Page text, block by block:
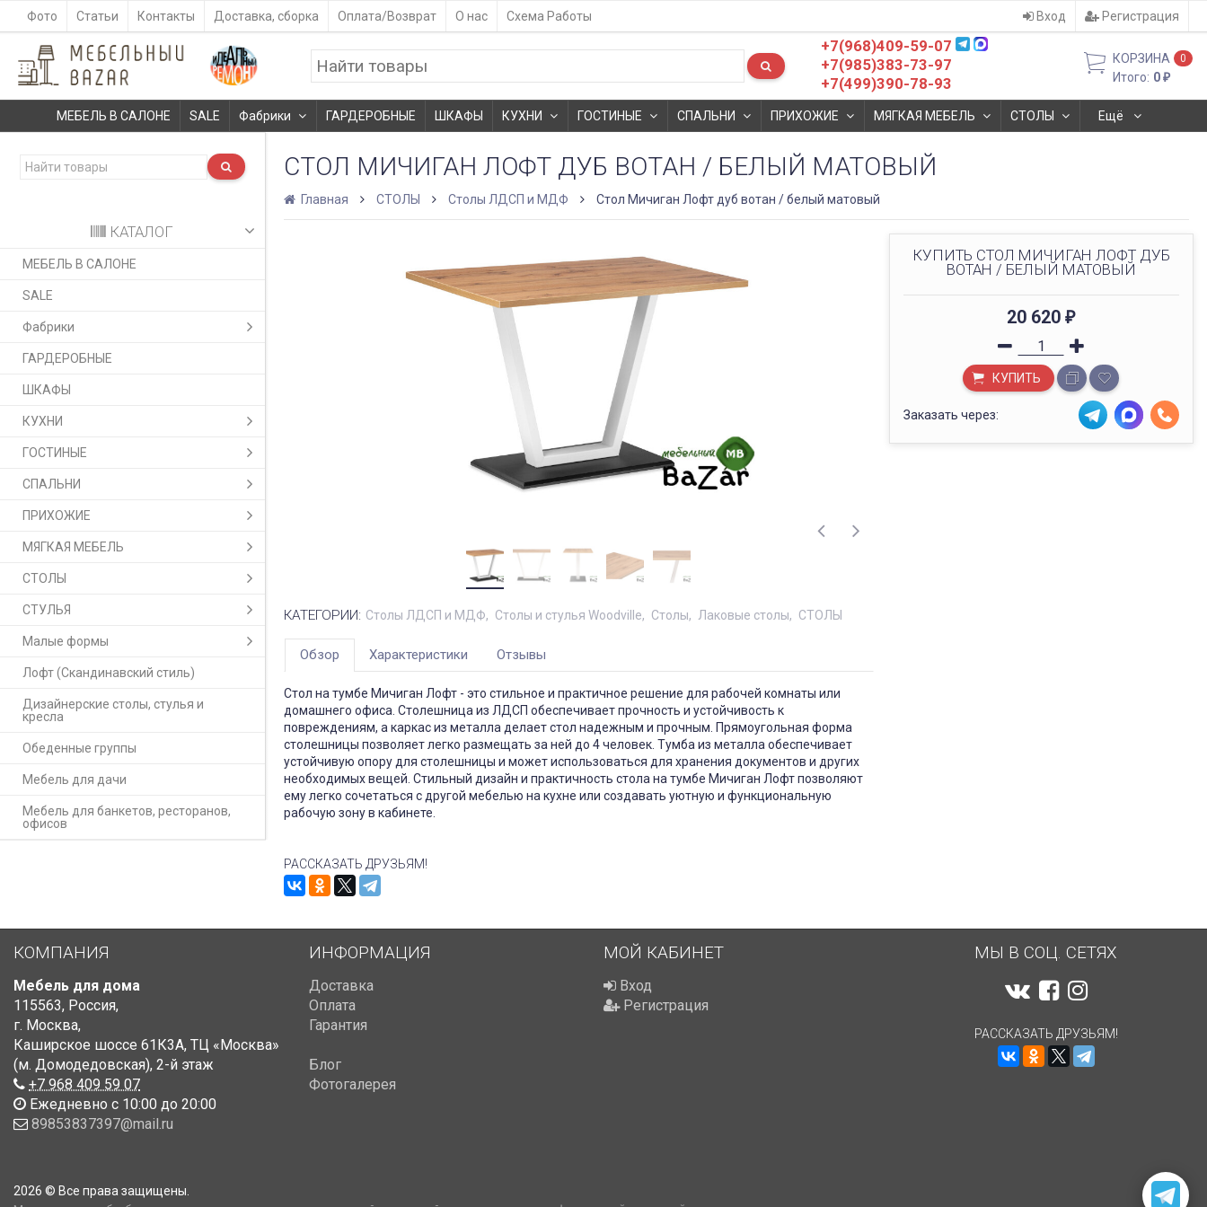
Фото Статьи Контакты Доставка, сборка Оплата/Возврат О нас Схема Работы Вход Регистрация
+7(968)409-59-07
+7(985)383-73-97
+7(499)390-78-93
КОРЗИНА 0
Итого: 0₽
МЕБЕЛЬ В САЛОНЕ SALE Фабрики ГАРДЕРОБНЫЕ ШКАФЫ КУХНИ ГОСТИНЫЕ СПАЛЬНИ ПРИХОЖИЕ МЯГКАЯ МЕБЕЛЬ СТОЛЫ Ещё
КАТАЛОГ
МЕБЕЛЬ В САЛОНЕ
SALE
Фабрики
ГАРДЕРОБНЫЕ
ШКАФЫ
КУХНИ
ГОСТИНЫЕ
СПАЛЬНИ
ПРИХОЖИЕ
МЯГКАЯ МЕБЕЛЬ
СТОЛЫ
СТУЛЬЯ
Малые формы
Лофт (Скандинавский стиль)
Дизайнерские столы, стулья и
кресла
Обеденные группы
Мебель для дачи
Мебель для банкетов, ресторанов,
офисов
СТОЛ МИЧИГАН ЛОФТ ДУБ ВОТАН / БЕЛЫЙ МАТОВЫЙ
Главная СТОЛЫ Столы ЛДСП и МДФ Стол Мичиган Лофт дуб вотан / белый матовый
КУПИТЬ СТОЛ МИЧИГАН ЛОФТ ДУБ
ВОТАН / БЕЛЫЙ МАТОВЫЙ
20 620₽
КУПИТЬ
Заказать через:
КАТЕГОРИИ: Столы ЛДСП и МДФ Столы и стулья Woodville Столы Лаковые столы СТОЛЫ
Обзор Характеристики Отзывы
Стол на тумбе Мичиган Лофт - это стильное и практичное решение для рабочей комнаты или
домашнего офиса. Столешница из ЛДСП обеспечивает прочность и устойчивость к
повреждениям, а каркас из металла делает стол надежным и прочным. Прямоугольная форма
столешницы позволяет легко размещать за ней до 4 человек. Тумба из металла обеспечивает
устойчивую опору для столешницы и может использоваться для хранения документов и других
необходимых вещей. Стильный дизайн и практичность стола на тумбе Мичиган Лофт позволяют
ему легко сочетаться с другой мебелью на кухне или создавать уютную и функциональную
рабочую зону в кабинете.
РАССКАЗАТЬ ДРУЗЬЯМ!
КОМПАНИЯ
Мебель для дома
115563, Россия,
г. Москва,
Каширское шоссе 61К3А, ТЦ «Москва»
(м. Домодедовская), 2-й этаж
+7 968 409 59 07
Ежедневно с 10:00 до 20:00
89853837397@mail.ru
ИНФОРМАЦИЯ
Доставка
Оплата
Гарантия
Блог
Фотогалерея
МОЙ КАБИНЕТ
Вход
Регистрация
МЫ В СОЦ. СЕТЯХ
РАССКАЗАТЬ ДРУЗЬЯМ!
2026 © Все права защищены.